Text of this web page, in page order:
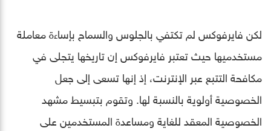
لكن فايرفوكس لم تكتفي بالجلوس والسماح بإساءة معاملة
مستخدميها حيث تعتبر فايرفوكس إن تاريخها يتجلى في
مكافحة التتبع عبر الإنترنت، إذ إنها تسعى إلى جعل
الخصوصية أولوية بالنسبة لها. وتقوم بتبسيط مشهد
الخصوصية المعقد للغاية ومساعدة المستخدمين على